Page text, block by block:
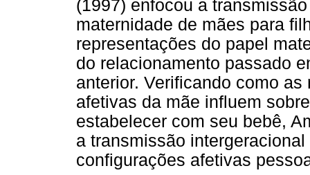
(1997) enfocou a
maternidade de mães para
representações do papel
do relacionamento passado
anterior. Verificando como
afetivas da mãe influem
estabelecer com seu bebê,
a transmissão
configurações afetivas